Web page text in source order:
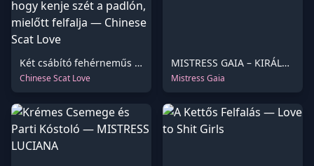
Két csábító fehérneműs istennő sötét, makacs lerakódást hagy a humán WC nyílásánál, és megparancsolja neki, hogy kenje szét a padlón, mielőtt felfalja
Chinese Scat Love
MISTRESS GAIA – KIRÁLYI LAKOMA A TENGEREN – HD
Mistress Gaia